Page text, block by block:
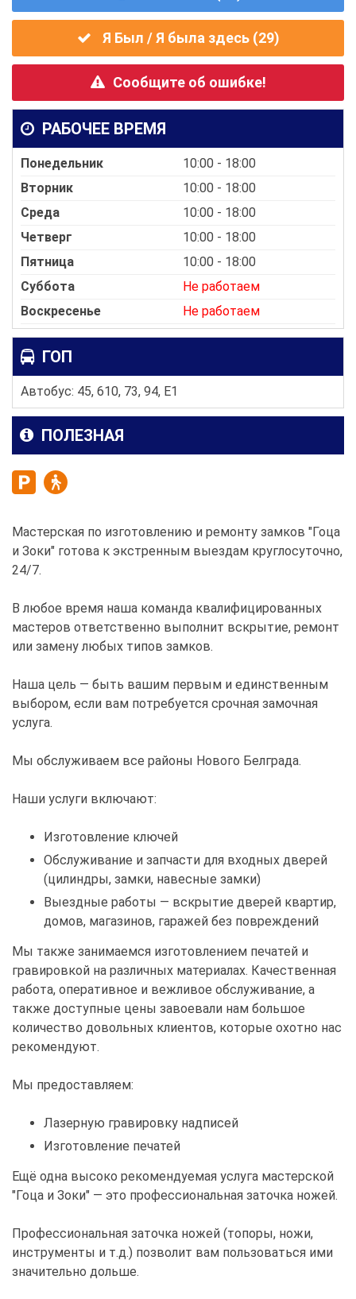
Я Был / Я была здесь (29)
Сообщите об ошибке!
РАБОЧЕЕ ВРЕМЯ
Понедельник
10:00 - 18:00
Вторник
10:00 - 18:00
Среда
10:00 - 18:00
Четверг
10:00 - 18:00
Пятница
10:00 - 18:00
Суббота
Не работаем
Воскресенье
Не работаем
ГОП
Автобус: 45, 610, 73, 94, E1
ПОЛЕЗНАЯ
Мастерская по изготовлению и ремонту замков "Гоца
и Зоки" готова к экстренным выездам круглосуточно,
24/7.
В любое время наша команда квалифицированных
мастеров ответственно выполнит вскрытие, ремонт
или замену любых типов замков.
Наша цель — быть вашим первым и единственным
выбором, если вам потребуется срочная замочная
услуга.
Мы обслуживаем все районы Нового Белграда.
Наши услуги включают:
Изготовление ключей
Обслуживание и запчасти для входных дверей
(цилиндры, замки, навесные замки)
Выездные работы — вскрытие дверей квартир,
домов, магазинов, гаражей без повреждений
Мы также занимаемся изготовлением печатей и
гравировкой на различных материалах. Качественная
работа, оперативное и вежливое обслуживание, а
также доступные цены завоевали нам большое
количество довольных клиентов, которые охотно нас
рекомендуют.
Мы предоставляем:
Лазерную гравировку надписей
Изготовление печатей
Ещё одна высоко рекомендуемая услуга мастерской
"Гоца и Зоки" — это профессиональная заточка ножей.
Профессиональная заточка ножей (топоры, ножи,
инструменты и т.д.) позволит вам пользоваться ими
значительно дольше.